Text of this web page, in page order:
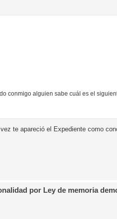
conmigo alguien sabe cuál es el
te apareció el Expediente como
por Ley de memoria